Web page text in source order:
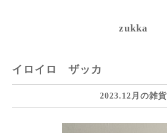
zukka
イロイロ ザッカ
2023.12月の雑貨